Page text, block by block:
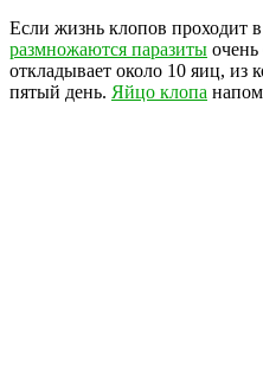
Если жизнь клопов проходит
размножаются паразиты
откладывает около 10 яиц, из
пятый день. Яйцо клопа